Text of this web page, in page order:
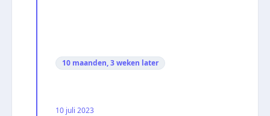
10 maanden, 3 weken later
10 juli 2023